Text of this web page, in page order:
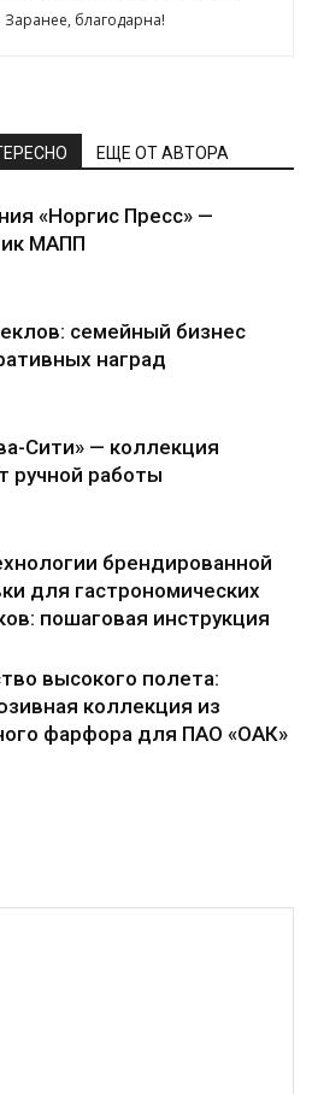
благодарна!
ЕЩЕ ОТ АВТОРА
«Норгис Пресс» —
МАПП
семейный бизнес
наград
Сити» — коллекция
ручной работы
брендированной
для гастрономических
пошаговая инструкция
высокого полета:
коллекция из
фарфора для ПАО «ОАК»